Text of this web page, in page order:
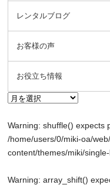
レンタルブログ
お客様の声
お役立ち情報
Warning: shuffle() expects
/home/users/0/miki-oa/
content/themes/miki/
Warning: array_shift()